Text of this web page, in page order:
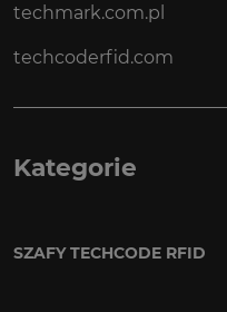
techmark.com.pl
techcoderfid.com
Kategorie
SZAFY TECHCODE RFID